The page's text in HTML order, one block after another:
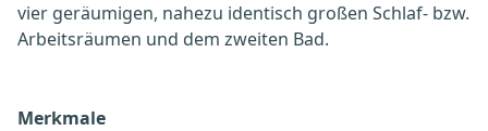
vier geräumigen, nahezu identisch großen Schlaf- bzw.
Arbeitsräumen und dem zweiten Bad.
Merkmale